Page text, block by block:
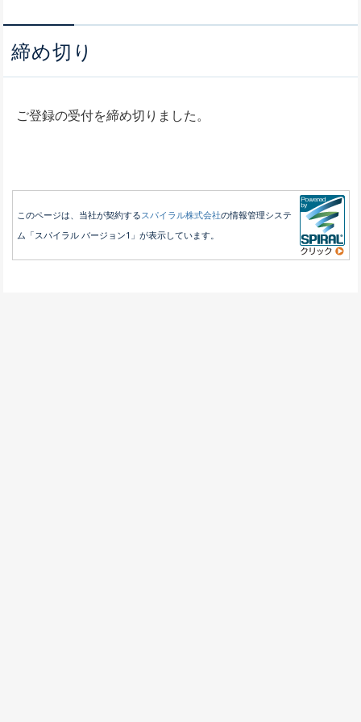
締め切り
ご登録の受付を締め切りました。
このページは、当社が契約するスパイラル株式会社の情報管理システ
ム「スパイラル バージョン1」が表示しています。